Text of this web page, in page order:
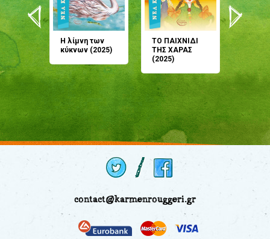
Η λίμνη των
κύκνων (2025)
ΤΟ ΠΑΙΧΝΙΔΙ
ΤΗΣ ΧΑΡΑΣ
(2025)
μου;
(2024)
contact@karmenrouggeri.gr